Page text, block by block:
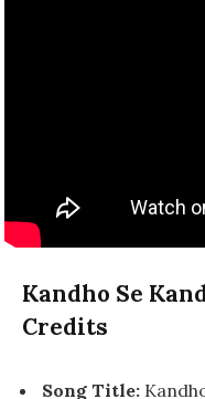
Kandho Se
Credits
Song Title: